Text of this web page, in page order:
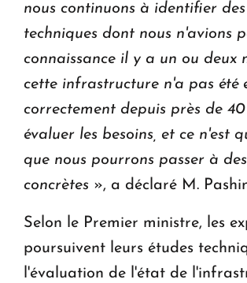
nous continuons à identifier
techniques dont nous n'avions
connaissance il y a un ou deux
cette infrastructure n'a pas été
correctement depuis près de
évaluer les besoins, et ce n'est
que nous pourrons passer à
concrètes », a déclaré M.
Selon le Premier ministre, les
poursuivent leurs études
l'évaluation de l'état de